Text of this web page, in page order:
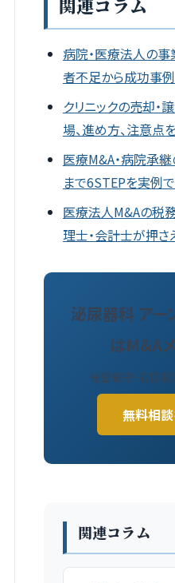
関連コラム
病院・医療法人の
者不足から成功事
クリニックの売却・
場、進め方、注意
医療M&A・病院承
まで6STEPを実例
医療法人M&Aの税
理士・会計士が押さ
泌尿器科 アー
はM&A
秘密厳守・初回
無料相
関連コラム